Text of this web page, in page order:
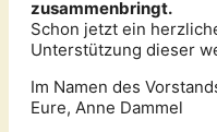
zusammenbringt.
Schon jetzt ein
Unterstützung dieser
Im Namen des
Eure, Anne Dammel